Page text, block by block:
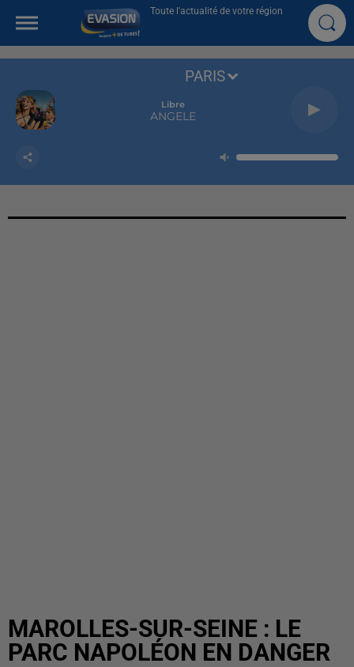
Toute l'actualité de votre région
Libre
ANGELE
PARIS
MAROLLES-SUR-SEINE : LE
PARC NAPOLÉON EN DANGER